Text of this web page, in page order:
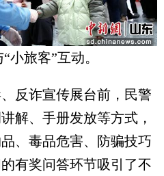
小旅客”互动。
诈宣传展台前，民警
解、手册发放等方式，
、毒品危害、防骗技巧
有奖问答环节吸引了不